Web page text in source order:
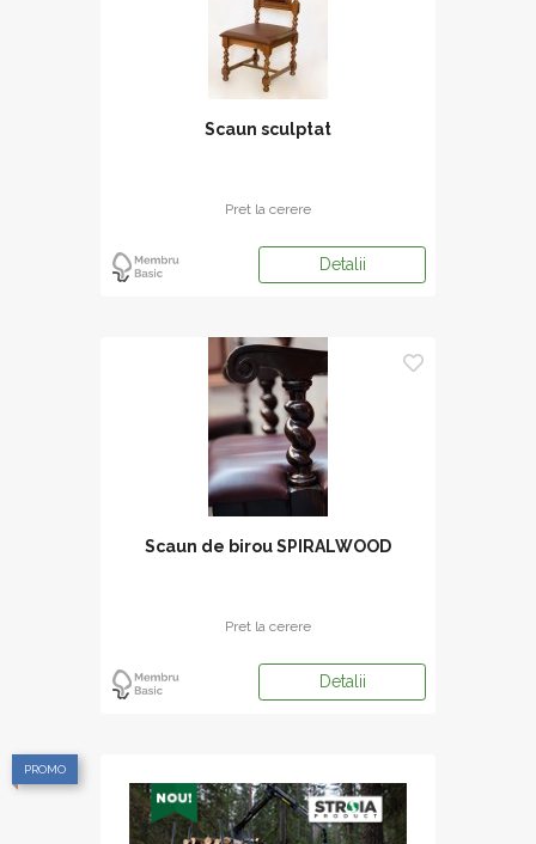
Scaun sculptat
Pret la cerere
Detalii
Scaun de birou SPIRALWOOD
Pret la cerere
Detalii
PROMO